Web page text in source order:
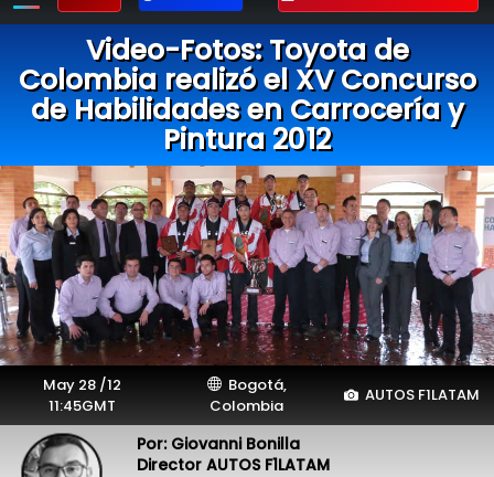
Video-Fotos: Toyota de
Colombia realizó el XV Concurso
de Habilidades en Carrocería y
Pintura 2012
May 28 /12
11:45GMT
Bogotá,
Colombia
AUTOS F1LATAM
Por: Giovanni Bonilla
Director AUTOS F1LATAM